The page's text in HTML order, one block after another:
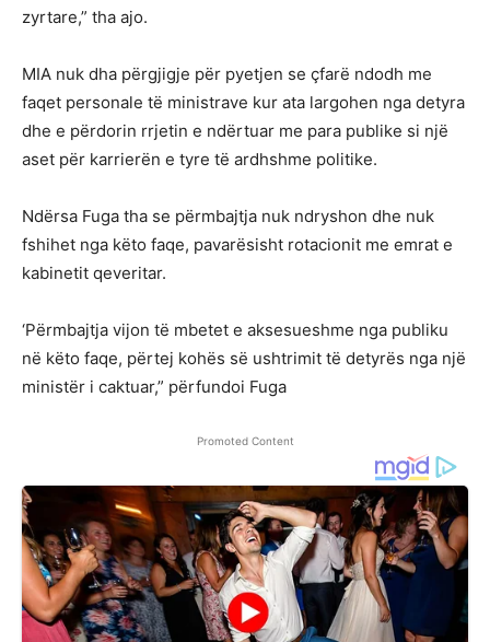
zyrtare,” tha ajo.
MIA nuk dha përgjigje për pyetjen se çfarë ndodh me
faqet personale të ministrave kur ata largohen nga detyra
dhe e përdorin rrjetin e ndërtuar me para publike si një
aset për karrierën e tyre të ardhshme politike.
Ndërsa Fuga tha se përmbajtja nuk ndryshon dhe nuk
fshihet nga këto faqe, pavarësisht rotacionit me emrat e
kabinetit qeveritar.
‘Përmbajtja vijon të mbetet e aksesueshme nga publiku
në këto faqe, përtej kohës së ushtrimit të detyrës nga një
ministër i caktuar,” përfundoi Fuga
Promoted Content